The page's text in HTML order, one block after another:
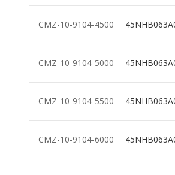
CMZ-10-9104-4500
CMZ-10-9104-5000
CMZ-10-9104-5500
CMZ-10-9104-6000